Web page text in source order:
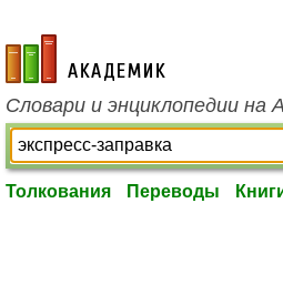
academic.ru
Словари и энциклопедии на
Толкования Переводы